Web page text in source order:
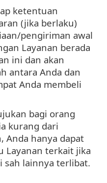
ketentuan
(jika berlaku)
pengiriman awal
Layanan berada
ini dan akan
antara Anda dan
Anda membeli
bagi orang
kurang dari
Anda hanya dapat
Layanan terkait jika
sah lainnya terlibat.